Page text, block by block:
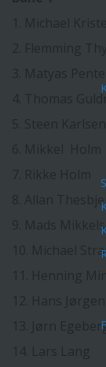
1. Michael
2.
3.
5. Steen
6.
8. Allan
9. Mads
10.
11. Henning
12. Hans
13. Jørn
14. Lars